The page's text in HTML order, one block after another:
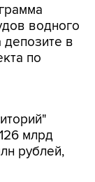
с
для
том числе
во
метро
наземного